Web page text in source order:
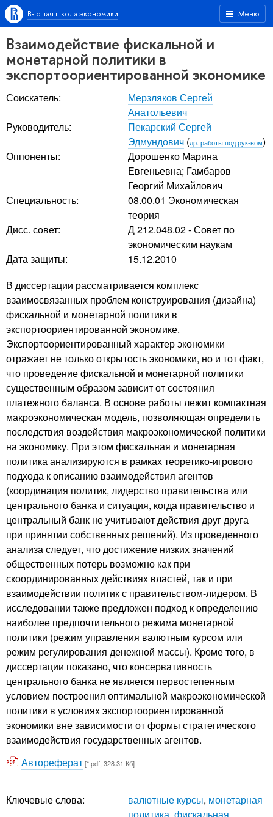
Меню
Высшая школа экономики
Взаимодействие фискальной и
монетарной политики в
экспортоориентированной экономике
Соискатель:
Мерзляков Сергей
Анатольевич
Руководитель:
Пекарский Сергей
Эдмундович (др. работы под рук-вом)
Оппоненты:
Дорошенко Марина
Евгеньевна; Гамбаров
Георгий Михайлович
Специальность:
08.00.01 Экономическая
теория
Дисс. совет:
Д 212.048.02 - Совет по
экономическим наукам
Дата защиты:
15.12.2010
В диссертации рассматривается комплекс
взаимосвязанных проблем конструирования (дизайна)
фискальной и монетарной политики в
экспортоориентированной экономике.
Экспортоориентированный характер экономики
отражает не только открытость экономики, но и тот факт,
что проведение фискальной и монетарной политики
существенным образом зависит от состояния
платежного баланса. В основе работы лежит компактная
макроэкономическая модель, позволяющая определить
последствия воздействия макроэкономической политики
на экономику. При этом фискальная и монетарная
политика анализируются в рамках теоретико-игрового
подхода к описанию взаимодействия агентов
(координация политик, лидерство правительства или
центрального банка и ситуация, когда правительство и
центральный банк не учитывают действия друг друга
при принятии собственных решений). Из проведенного
анализа следует, что достижение низких значений
общественных потерь возможно как при
скоординированных действиях властей, так и при
взаимодействии политик с правительством-лидером. В
исследовании также предложен подход к определению
наиболее предпочтительного режима монетарной
политики (режим управления валютным курсом или
режим регулирования денежной массы). Кроме того, в
диссертации показано, что консервативность
центрального банка не является первостепенным
условием построения оптимальной макроэкономической
политики в условиях экспортоориентированной
экономики вне зависимости от формы стратегического
взаимодействия государственных агентов.
Автореферат[*.pdf, 328.31 Кб]
Ключевые слова: валютные курсы, монетарная
политика, фискальная